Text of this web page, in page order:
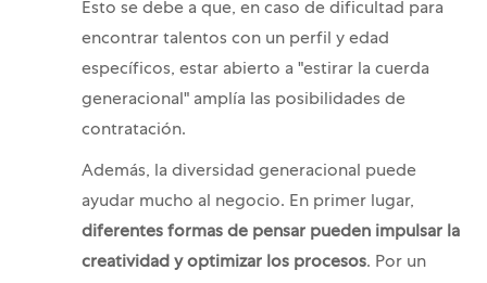
Esto se debe a que, en caso de dificultad para
encontrar talentos con un perfil y edad
específicos, estar abierto a "estirar la cuerda
generacional" amplía las posibilidades de
contratación.
Además, la diversidad generacional puede
ayudar mucho al negocio. En primer lugar,
diferentes formas de pensar pueden impulsar la
creatividad y optimizar los procesos. Por un